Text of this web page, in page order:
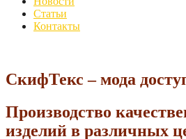
Статьи
Контакты
СкифТекс – мода
Производство
изделий в различных